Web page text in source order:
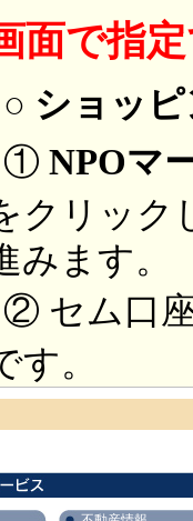
面で指
○ ショッ
① NPOマ
クリック
みます。
② セム口
す。